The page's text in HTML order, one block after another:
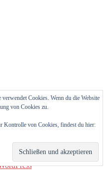
Umgegend von 1908 e.V.
Cookies. Wenn du die Website
von Cookies zu.
Kontrolle von Cookies, findest du hier: